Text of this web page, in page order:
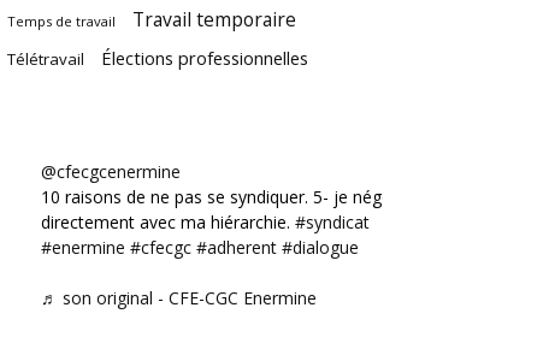
Temps de travail Travail temporaire
Télétravail Élections professionnelles
@cfecgcenermine
10 raisons de ne pas se syndiquer. 5- je négocie
directement avec ma hiérarchie. #syndicat
#enermine #cfecgc #adherent #dialogue
♬ son original - CFE-CGC Enermine